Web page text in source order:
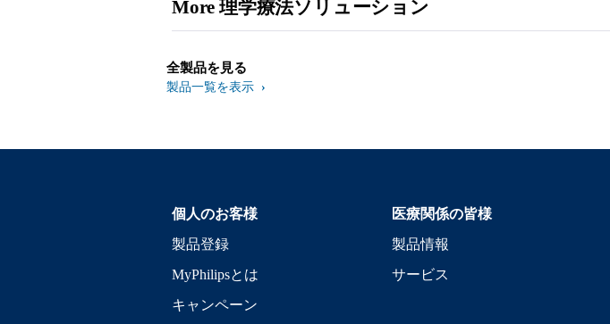
More 理学療法ソリューション
全製品を見る
製品一覧を表示
個人のお客様
製品登録
MyPhilipsとは
キャンペーン
医療関係の皆様
製品情報
サービス